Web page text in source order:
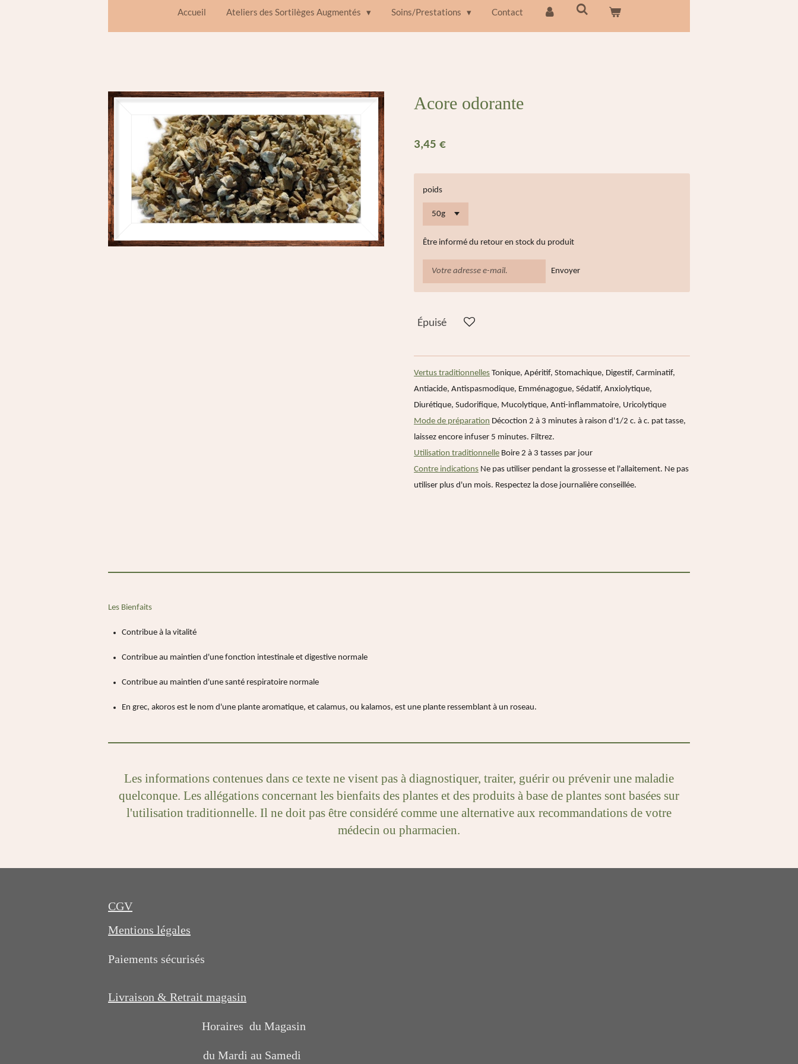
Accueil Ateliers des Sortilèges Augmentés Soins/Prestations Contact
Acore odorante
3,45 €
poids
Être informé du retour en stock du produit
Envoyer
Épuisé
Vertus traditionnelles Tonique, Apéritif, Stomachique, Digestif, Carminatif,
Antiacide, Antispasmodique, Emménagogue, Sédatif, Anxiolytique,
Diurétique, Sudorifique, Mucolytique, Anti-inflammatoire, Uricolytique
Mode de préparation Décoction 2 à 3 minutes à raison d'1/2 c. à c. pat tasse,
laissez encore infuser 5 minutes. Filtrez.
Utilisation traditionnelle Boire 2 à 3 tasses par jour
Contre indications Ne pas utiliser pendant la grossesse et l'allaitement. Ne pas
utiliser plus d'un mois. Respectez la dose journalière conseillée.
Les Bienfaits
Contribue à la vitalité
Contribue au maintien d'une fonction intestinale et digestive normale
Contribue au maintien d'une santé respiratoire normale
En grec, akoros est le nom d'une plante aromatique, et calamus, ou kalamos, est une plante ressemblant à un roseau.
Les informations contenues dans ce texte ne visent pas à diagnostiquer, traiter, guérir ou prévenir une maladie
quelconque. Les allégations concernant les bienfaits des plantes et des produits à base de plantes sont basées sur
l'utilisation traditionnelle. Il ne doit pas être considéré comme une alternative aux recommandations de votre
médecin ou pharmacien.
CGV
Mentions légales
Paiements sécurisés
Livraison & Retrait magasin
Horaires du Magasin
du Mardi au Samedi